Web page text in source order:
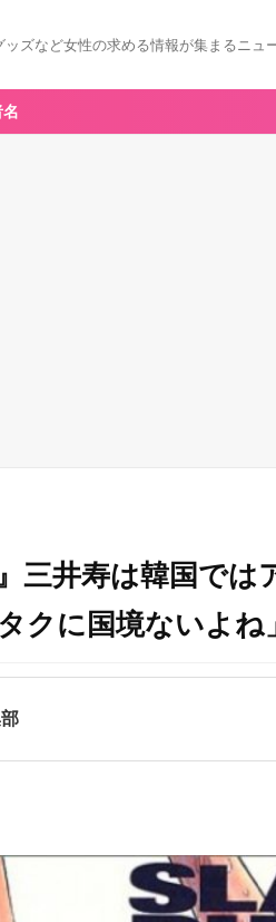
ズなど女性の求める情報が集まるニュ
三井寿は韓国で
クに国境ないよね